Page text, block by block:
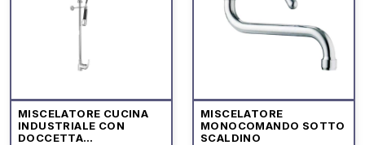
MISCELATORE CUCINA
INDUSTRIALE CON
DOCCETTA
MISCELATORE
MONOCOMANDO SOTTO
SCALDINO